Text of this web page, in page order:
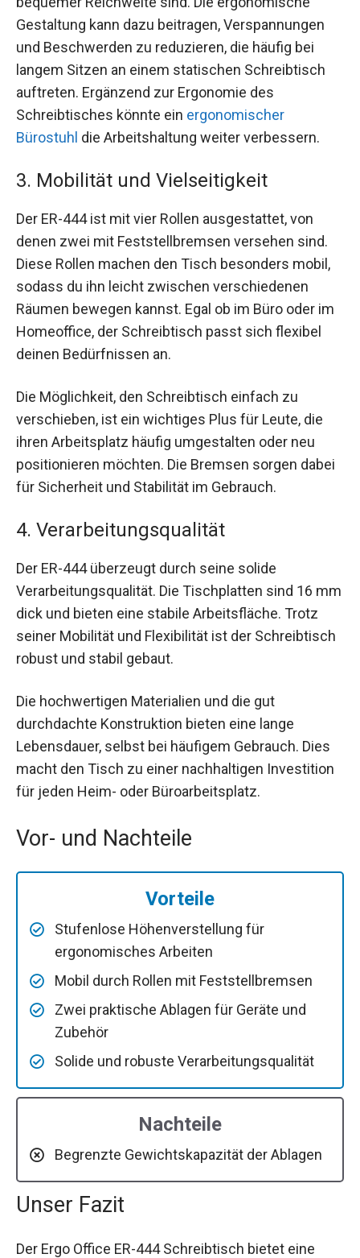
Gestaltung kann dazu beitragen, Verspannungen
und Beschwerden zu reduzieren, die häufig bei
langem Sitzen an einem statischen Schreibtisch
auftreten. Ergänzend zur Ergonomie des
Schreibtisches könnte ein ergonomischer
Bürostuhl die Arbeitshaltung weiter verbessern.
3. Mobilität und Vielseitigkeit
Der ER-444 ist mit vier Rollen ausgestattet, von
denen zwei mit Feststellbremsen versehen sind.
Diese Rollen machen den Tisch besonders mobil,
sodass du ihn leicht zwischen verschiedenen
Räumen bewegen kannst. Egal ob im Büro oder im
Homeoffice, der Schreibtisch passt sich flexibel
deinen Bedürfnissen an.
Die Möglichkeit, den Schreibtisch einfach zu
verschieben, ist ein wichtiges Plus für Leute, die
ihren Arbeitsplatz häufig umgestalten oder neu
positionieren möchten. Die Bremsen sorgen dabei
für Sicherheit und Stabilität im Gebrauch.
4. Verarbeitungsqualität
Der ER-444 überzeugt durch seine solide
Verarbeitungsqualität. Die Tischplatten sind 16 mm
dick und bieten eine stabile Arbeitsfläche. Trotz
seiner Mobilität und Flexibilität ist der Schreibtisch
robust und stabil gebaut.
Die hochwertigen Materialien und die gut
durchdachte Konstruktion bieten eine lange
Lebensdauer, selbst bei häufigem Gebrauch. Dies
macht den Tisch zu einer nachhaltigen Investition
für jeden Heim- oder Büroarbeitsplatz.
Vor- und Nachteile
Vorteile
Stufenlose Höhenverstellung für
ergonomisches Arbeiten
Mobil durch Rollen mit Feststellbremsen
Zwei praktische Ablagen für Geräte und
Zubehör
Solide und robuste Verarbeitungsqualität
Nachteile
Begrenzte Gewichtskapazität der Ablagen
Unser Fazit
Der Ergo Office ER-444 Schreibtisch bietet eine